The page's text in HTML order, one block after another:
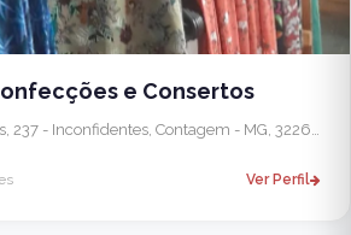
e Consertos
R. Augusto Gonçalves, 237 - Inconfidentes, Contagem - MG, 32260-560, Brasil
Ver Perfil